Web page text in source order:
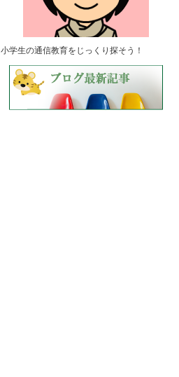
小学生の通信教育をじっくり探そう！